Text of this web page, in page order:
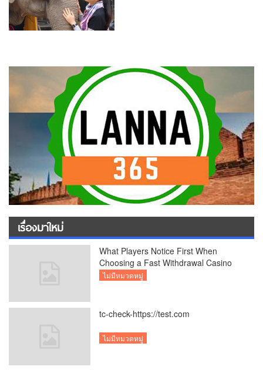
เรื่องมาใหม่
What Players Notice First When
Choosing a Fast Withdrawal Casino
UK
ไม่มีหมวดหมู่
tc-check-https://test.com
ไม่มีหมวดหมู่